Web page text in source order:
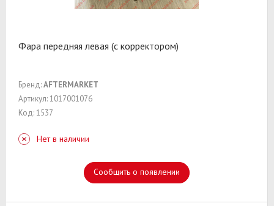
Фара передняя левая (c корректором)
Бренд:AFTERMARKET
Артикул: 1017001076
Код: 1537
Нет в наличии
Сообщить о появлении